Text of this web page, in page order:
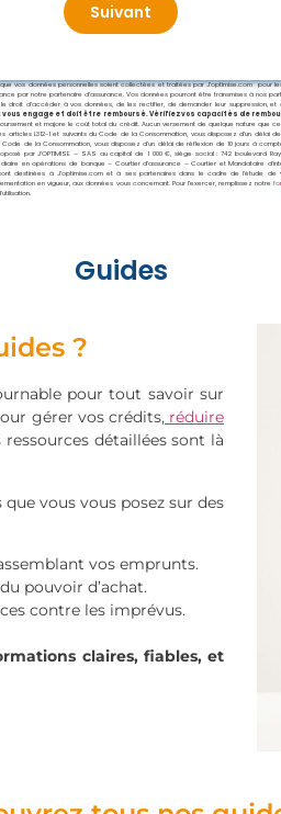
Suivant
vos données personnelles soient collectées et traitées par J’optimise.com pour
par notre partenaire d’assurance. Vos données pourront être transmises à nos
droit d’accéder à vos données, de les rectifier, de demander leur suppression, et
vous engage et doit être remboursé. Vérifiez vos capacités de
et majore le coût total du crédit. Aucun versement de quelque nature que
articles L312-1 et suivants du Code de la Consommation, vous disposez d’un
Code de la Consommation, vous disposez d’un délai de réflexion de 10 jours à
par J’OPTIMISE – SAS au capital de 1 000 €, siège social : 742 boulevard
en opérations de banque – Courtier d’assurance – Courtier et Mandataire
destinées à J’optimise.com et à ses partenaires dans le cadre de l’étude de
en vigueur, aux données vous concernant. Pour l’exercer, remplissez notre
Guides
?
pour tout savoir sur
gérer vos crédits,réduire
ressources détaillées sont là
vous vous posez sur des
vos emprunts.
pouvoir d’achat.
contre les imprévus.
claires, fiables, et